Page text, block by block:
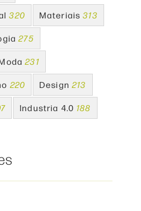
320 Materiais 313
275
231
220 Design 213
Industria 4.0 188